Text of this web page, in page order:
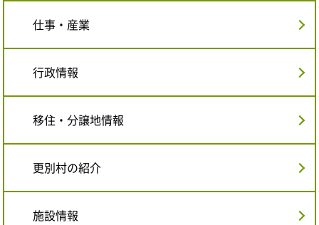
仕事・産業
行政情報
移住・分譲地情報
更別村の紹介
施設情報